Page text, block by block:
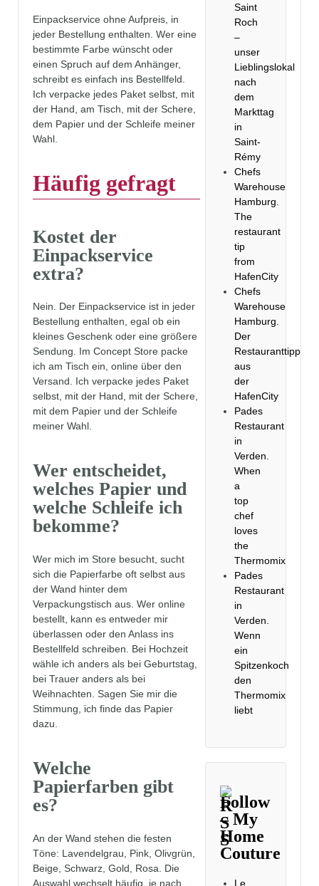
Einpackservice ohne Aufpreis, in
jeder Bestellung enthalten. Wer eine
bestimmte Farbe wünscht oder
einen Spruch auf dem Anhänger,
schreibt es einfach ins Bestellfeld.
Ich verpacke jedes Paket selbst, mit
der Hand, am Tisch, mit der Schere,
dem Papier und der Schleife meiner
Wahl.
Häufig gefragt
Kostet der
Einpackservice
extra?
Nein. Der Einpackservice ist in jeder
Bestellung enthalten, egal ob ein
kleines Geschenk oder eine größere
Sendung. Im Concept Store packe
ich am Tisch ein, online über den
Versand. Ich verpacke jedes Paket
selbst, mit der Hand, mit der Schere,
mit dem Papier und der Schleife
meiner Wahl.
Wer entscheidet,
welches Papier und
welche Schleife ich
bekomme?
Wer mich im Store besucht, sucht
sich die Papierfarbe oft selbst aus
der Wand hinter dem
Verpackungstisch aus. Wer online
bestellt, kann es entweder mir
überlassen oder den Anlass ins
Bestellfeld schreiben. Bei Hochzeit
wähle ich anders als bei Geburtstag,
bei Trauer anders als bei
Weihnachten. Sagen Sie mir die
Stimmung, ich finde das Papier
dazu.
Welche
Papierfarben gibt
es?
An der Wand stehen die festen
Töne: Lavendelgrau, Pink, Olivgrün,
Beige, Schwarz, Gold, Rosa. Die
Auswahl wechselt häufig, je nach
Saint
Roch
–
unser
Lieblingslokal
nach
dem
Markttag
in
Saint-
Rémy
Chefs
Warehouse
Hamburg.
The
restaurant
tip
from
HafenCity
Chefs
Warehouse
Hamburg.
Der
Restauranttipp
aus
der
HafenCity
Pades
Restaurant
in
Verden.
When
a
top
chef
loves
the
Thermomix
Pades
Restaurant
in
Verden.
Wenn
ein
Spitzenkoch
den
Thermomix
liebt
Follow
– My
Home
Couture
Le